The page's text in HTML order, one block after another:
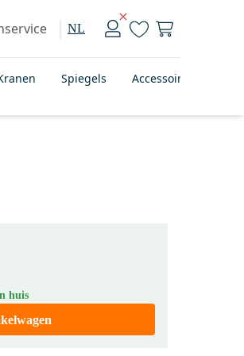
NL
Spiegels Accessoires
huis